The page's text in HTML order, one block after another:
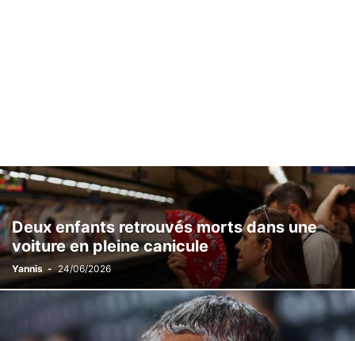
Deux enfants retrouvés morts dans une
voiture en pleine canicule
Yannis - 24/06/2026